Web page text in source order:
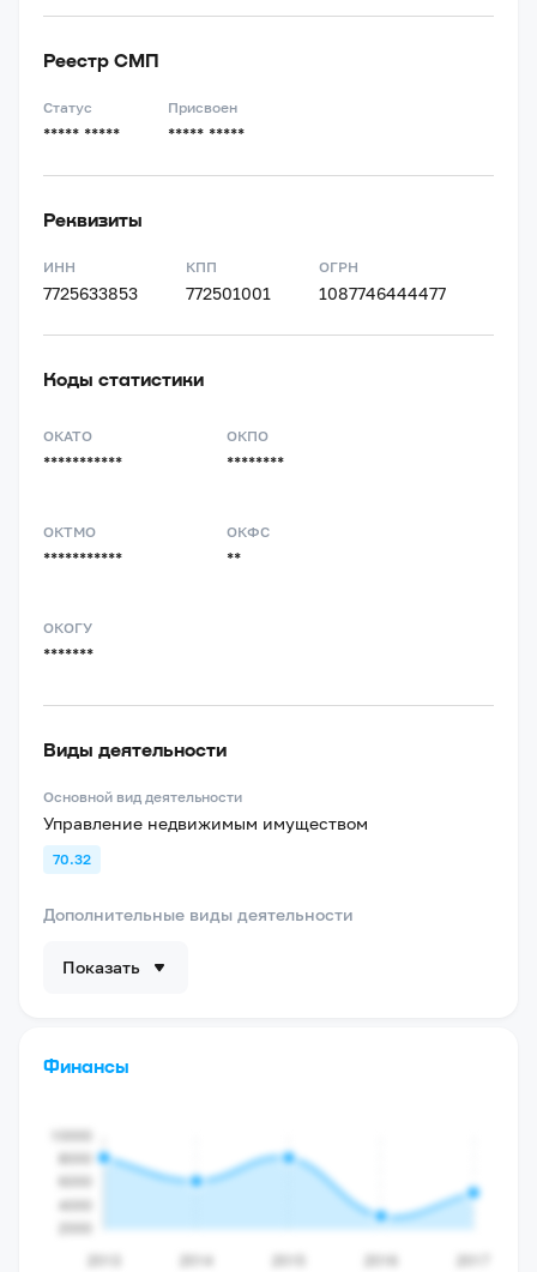
Реестр СМП
Статус
***** *****
Присвоен
***** *****
Реквизиты
ИНН
7725633853
КПП
772501001
ОГРН
1087746444477
Коды статистики
ОКАТО
***********
ОКПО
********
ОКТМО
***********
ОКФС
**
ОКОГУ
*******
Виды деятельности
Основной вид деятельности
Управление недвижимым имуществом
70.32
Дополнительные виды деятельности
Показать
Финансы